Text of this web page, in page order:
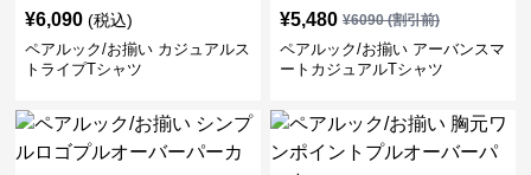
¥6,090 (税込)
ペアルック/お揃い カジュアルス
トライプTシャツ
¥5,480 ¥6090(割引前)
ペアルック/お揃い アーバンスマ
ートカジュアルTシャツ